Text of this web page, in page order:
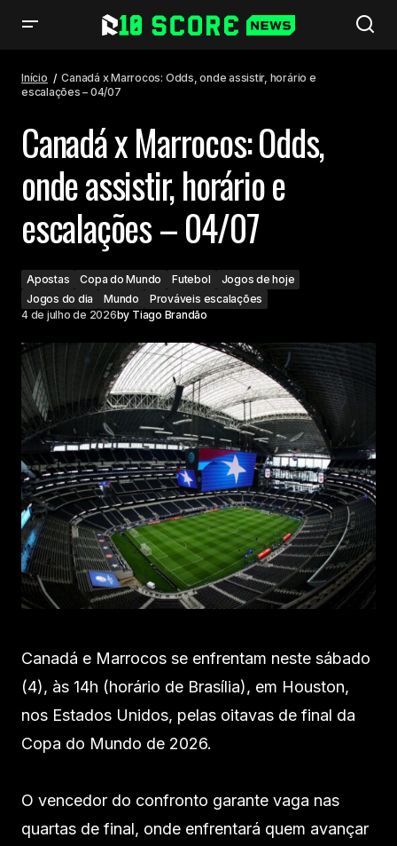
Início
Canadá x Marrocos: Odds, onde assistir, horário e
escalações – 04/07
Canadá x Marrocos: Odds,
onde assistir, horário e
escalações – 04/07
Apostas Copa do Mundo Futebol
Jogos de hoje
Jogos do dia
Mundo
Prováveis escalações
4 de julho de 2026by Tiago Brandão
Canadá e Marrocos se enfrentam neste sábado
(4), às 14h (horário de Brasília), em Houston,
nos Estados Unidos, pelas oitavas de final da
Copa do Mundo de 2026.
O vencedor do confronto garante vaga nas
quartas de final, onde enfrentará quem avançar